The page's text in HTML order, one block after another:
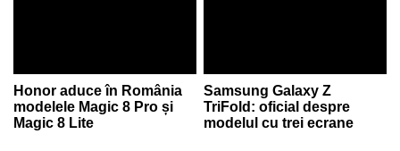
Honor aduce în România
modelele Magic 8 Pro și
Magic 8 Lite
Samsung Galaxy Z
TriFold: oficial despre
modelul cu trei ecrane